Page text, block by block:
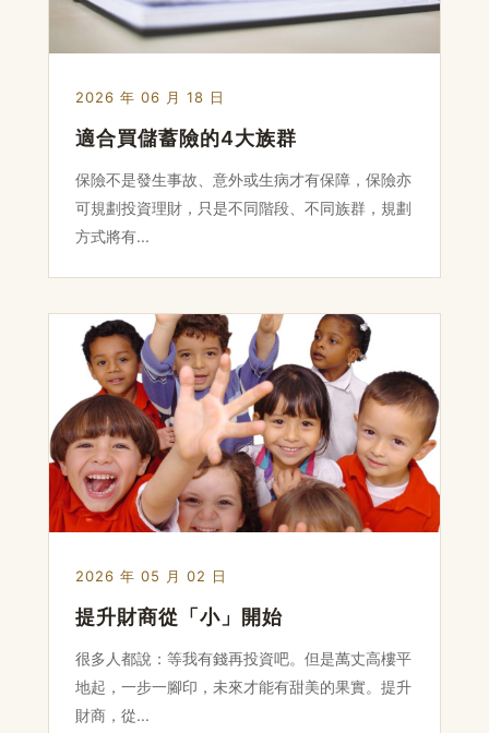
2026 年 06 月 18 日
適合買儲蓄險的4大族群
保險不是發生事故、意外或生病才有保障，保險亦
可規劃投資理財，只是不同階段、不同族群，規劃
方式將有...
2026 年 05 月 02 日
提升財商從「小」開始
很多人都說：等我有錢再投資吧。但是萬丈高樓平
地起，一步一腳印，未來才能有甜美的果實。提升
財商，從...